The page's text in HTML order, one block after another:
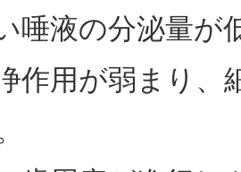
唾液の分泌量が
作用が弱まり、